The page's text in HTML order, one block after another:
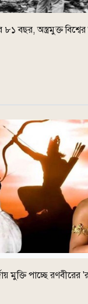
বছর, অস্ত্রমুক্ত
মুক্তি পাচ্ছে রণবীরের